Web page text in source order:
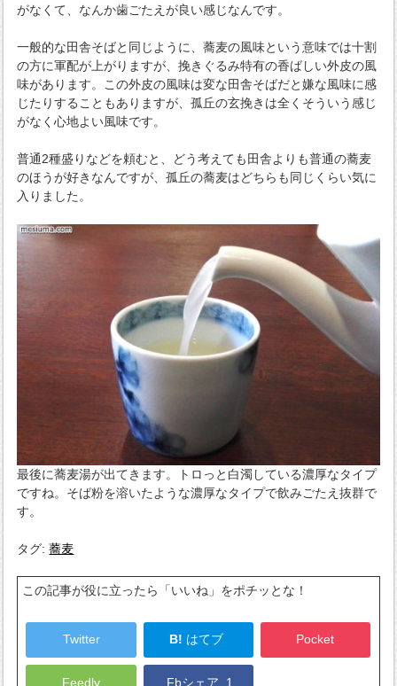
がなくて、なんか歯ごたえが良い感じなんです。
一般的な田舎そばと同じように、蕎麦の風味という意味では十割
の方に軍配が上がりますが、挽きぐるみ特有の香ばしい外皮の風
味があります。この外皮の風味は変な田舎そばだと嫌な風味に感
じたりすることもありますが、孤丘の玄挽きは全くそういう感じ
がなく心地よい風味です。
普通2種盛りなどを頼むと、どう考えても田舎よりも普通の蕎麦
のほうが好きなんですが、孤丘の蕎麦はどちらも同じくらい気に
入りました。
最後に蕎麦湯が出てきます。トロっと白濁している濃厚なタイプ
ですね。そば粉を溶いたような濃厚なタイプで飲みごたえ抜群で
す。
タグ:蕎麦
この記事が役に立ったら「いいね」をポチッとな！
Twitter B! はてブ Pocket
Feedly Fbシェア 1